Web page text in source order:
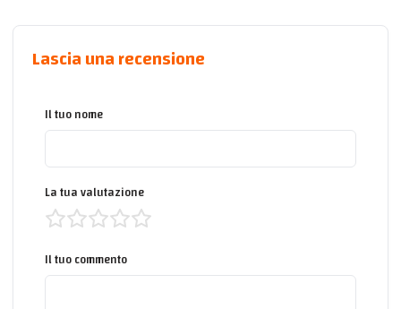
Lascia una recensione
Il tuo nome
La tua valutazione
Il tuo commento